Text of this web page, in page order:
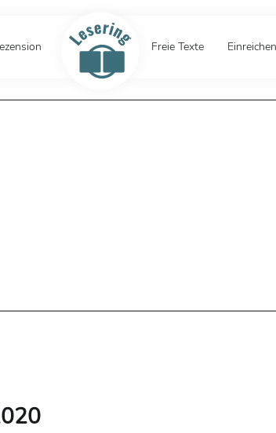
Freie Texte Einreichen